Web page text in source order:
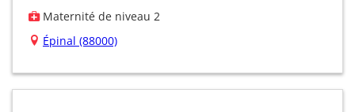
Maternité de niveau 2
Épinal (88000)